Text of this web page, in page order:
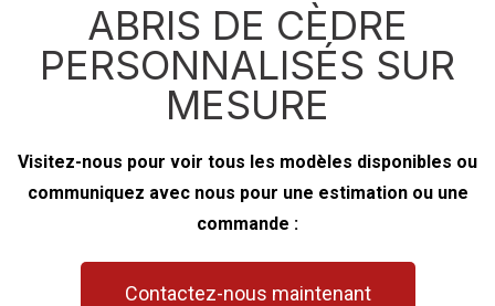
ABRIS DE CÈDRE
PERSONNALISÉS SUR
MESURE
Visitez-nous pour voir tous les modèles disponibles ou
communiquez avec nous pour une estimation ou une
commande :
Contactez-nous maintenant